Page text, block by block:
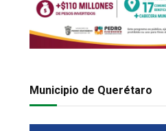
Municipio de Querétaro